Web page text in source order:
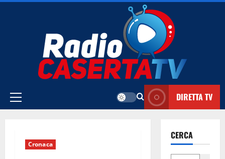
Vai
Menu
DIRETTA TV
Cronaca
CERCA